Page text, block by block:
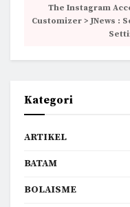
The Instagram
Customizer > JNews :
Kategori
ARTIKEL
BATAM
BOLAISME